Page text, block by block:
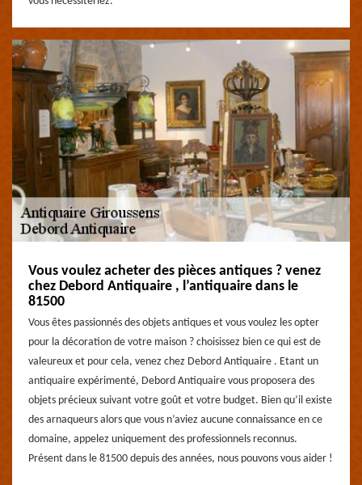
Vous voulez acheter des pièces antiques ? venez
chez Debord Antiquaire , l’antiquaire dans le
81500
Vous êtes passionnés des objets antiques et vous voulez les opter
pour la décoration de votre maison ? choisissez bien ce qui est de
valeureux et pour cela, venez chez Debord Antiquaire . Etant un
antiquaire expérimenté, Debord Antiquaire vous proposera des
objets précieux suivant votre goût et votre budget. Bien qu’il existe
des arnaqueurs alors que vous n’aviez aucune connaissance en ce
domaine, appelez uniquement des professionnels reconnus.
Présent dans le 81500 depuis des années, nous pouvons vous aider !